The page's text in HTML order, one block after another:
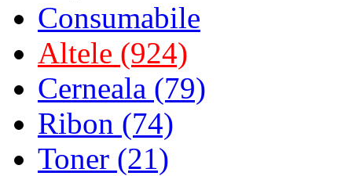
Consumabile
Altele (924)
Cerneala (79)
Ribon (74)
Toner (21)